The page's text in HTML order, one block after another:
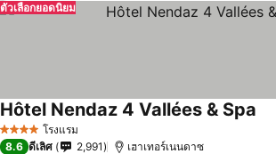
ตัวเลือกยอดนิยม
4 ดาว โรงแรม
Hôtel Nendaz 4 Vallées & Spa
8.6 ดีเลิศ 2,991 เฮาเทอร์เนนดาซ